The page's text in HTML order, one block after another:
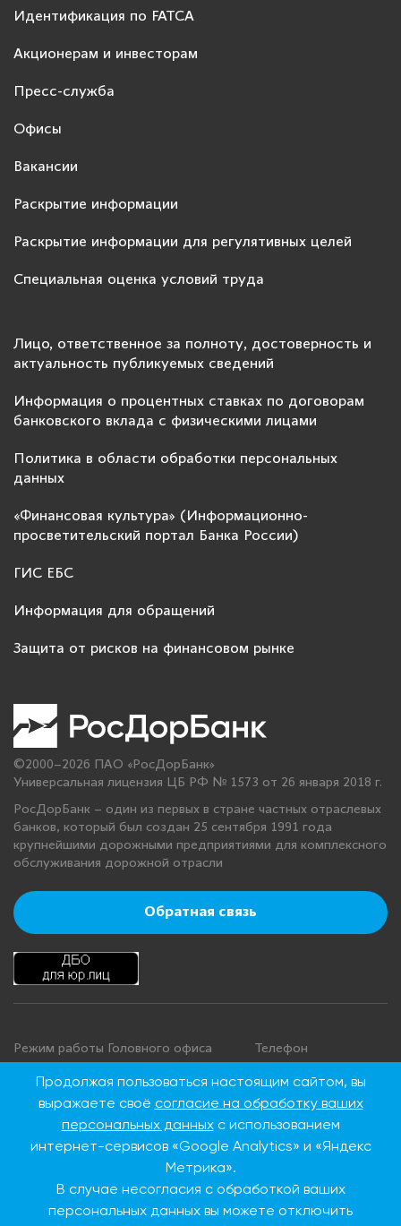
Идентификация по FATCA
Акционерам и инвесторам
Пресс-служба
Офисы
Вакансии
Раскрытие информации
Раскрытие информации для регулятивных целей
Специальная оценка условий труда
Лицо, ответственное за полноту, достоверность и
актуальность публикуемых сведений
Информация о процентных ставках по договорам
банковского вклада с физическими лицами
Политика в области обработки персональных
данных
«Финансовая культура» (Информационно-
просветительский портал Банка России)
ГИС ЕБС
Информация для обращений
Защита от рисков на финансовом рынке
©2000–2026 ПАО «РосДорБанк»
Универсальная лицензия ЦБ РФ № 1573 от 26 января 2018 г.
РосДорБанк – один из первых в стране частных отраслевых
банков, который был создан 25 сентября 1991 года
крупнейшими дорожными предприятиями для комплексного
обслуживания дорожной отрасли
Обратная связь
Режим работы Головного офиса
Понедельник - четверг: с 9:00 до
18:00
Суббота, воскресенье: выходные
Телефон
+7 495 276 00 22
8 800 100 00 22
России)
Продолжая пользоваться настоящим сайтом, вы
выражаете своё согласие на обработку ваших
персональных данныхс использованием
интернет-сервисов «Google Analytics» и «Яндекс
Метрика».
В случае несогласия с обработкой ваших
персональных данных вы можете отключить